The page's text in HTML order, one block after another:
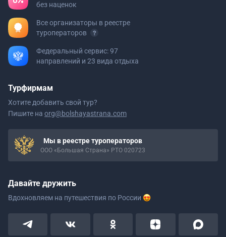
без наценок
Все организаторы в реестре
туроператоров
Федеральный сервис: 97
направлений и 23 вида отдыха
Турфирмам
Хотите добавить свой тур?
Пишите на org@bolshayastrana.com
Мы в реестре туроператоров
ООО «Большая Страна» РТО 020723
Давайте дружить
Вдохновляем на путешествия по России